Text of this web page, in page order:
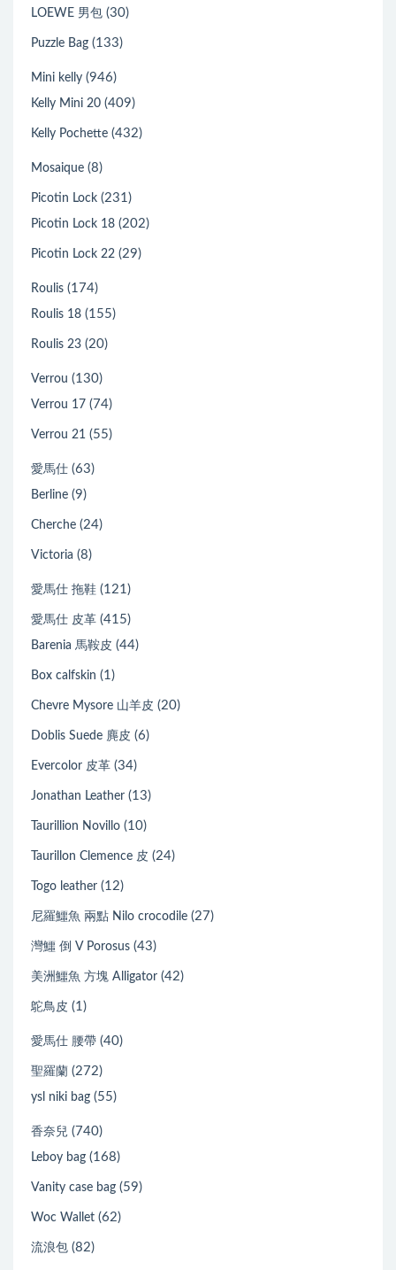
LOEWE 男包 (30)
Puzzle Bag (133)
Mini kelly (946)
Kelly Mini 20 (409)
Kelly Pochette (432)
Mosaique (8)
Picotin Lock (231)
Picotin Lock 18 (202)
Picotin Lock 22 (29)
Roulis (174)
Roulis 18 (155)
Roulis 23 (20)
Verrou (130)
Verrou 17 (74)
Verrou 21 (55)
愛馬仕 (63)
Berline (9)
Cherche (24)
Victoria (8)
愛馬仕 拖鞋 (121)
愛馬仕 皮革 (415)
Barenia 馬鞍皮 (44)
Box calfskin (1)
Chevre Mysore 山羊皮 (20)
Doblis Suede 麂皮 (6)
Evercolor 皮革 (34)
Jonathan Leather (13)
Taurillion Novillo (10)
Taurillon Clemence 皮 (24)
Togo leather (12)
尼羅鱷魚 兩點 Nilo crocodile (27)
灣鱷 倒 V Porosus (43)
美洲鱷魚 方塊 Alligator (42)
鴕鳥皮 (1)
愛馬仕 腰帶 (40)
聖羅蘭 (272)
ysl niki bag (55)
香奈兒 (740)
Leboy bag (168)
Vanity case bag (59)
Woc Wallet (62)
流浪包 (82)